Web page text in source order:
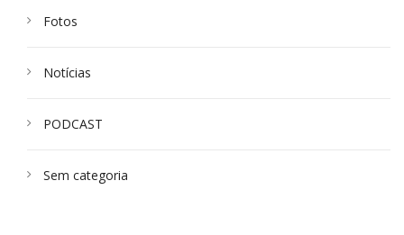
Fotos
Notícias
PODCAST
Sem categoria